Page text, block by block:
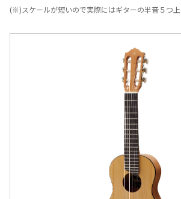
(※)スケールが短いので実際にはギターの半音５つ上